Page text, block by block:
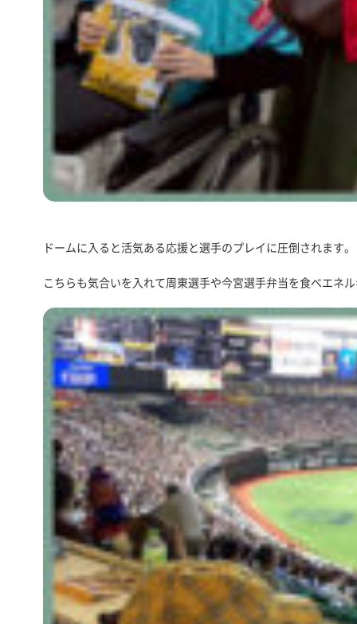
ドームに入ると活気ある応援と選手のプレイに圧倒されます。
こちらも気合いを入れて周東選手や今宮選手弁当を食べエネ